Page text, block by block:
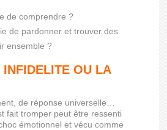
de comprendre ?
de pardonner et trouver des
ensemble ?
INFIDELITE OU LA
de réponse universelle…
fait tromper peut être ressenti
émotionnel et vécu comme